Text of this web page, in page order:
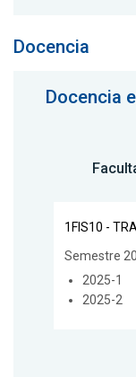
Docencia
Docencia
1FIS10 -
Semestre
2025-1
2025-2